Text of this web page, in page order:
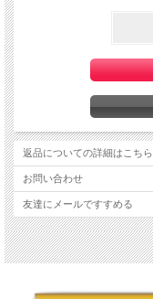
返品についての詳細はこちら
お問い合わせ
友達にメールですすめる